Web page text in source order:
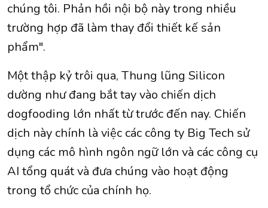
chúng tôi. Phản hồi nội bộ này trong nhiều
trường hợp đã làm thay đổi thiết kế sản
phẩm".
Một thập kỷ trôi qua, Thung lũng Silicon
dường như đang bắt tay vào chiến dịch
dogfooding lớn nhất từ trước đến nay. Chiến
dịch này chính là việc các công ty Big Tech sử
dụng các mô hình ngôn ngữ lớn và các công cụ
AI tổng quát và đưa chúng vào hoạt động
trong tổ chức của chính họ.